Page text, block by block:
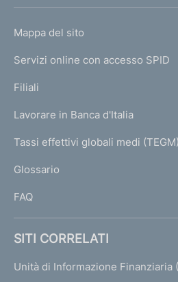
m
e
a
g
L
N
K
T
I
I
Mappa del sito
Servizi online con accesso SPID
Filiali
Lavorare in Banca d'Italia
Tassi effettivi globali medi (TEGM)
Glossario
FAQ
SITI CORRELATI
Unità di Informazione Finanziaria